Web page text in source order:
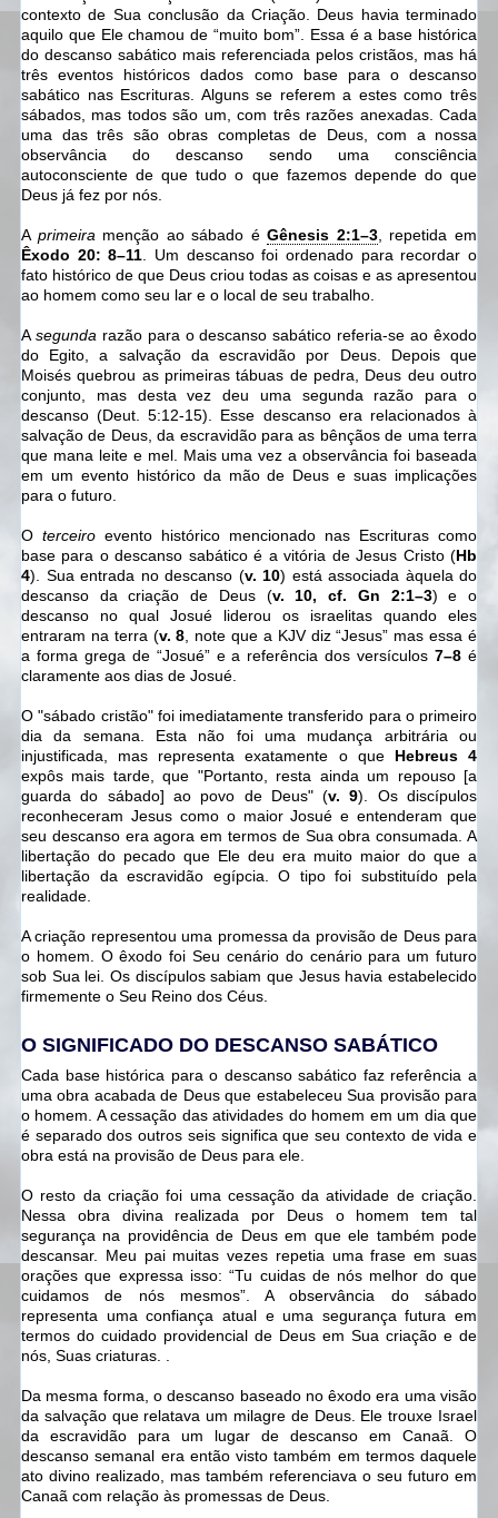
contexto de Sua conclusão da Criação. Deus havia terminado
aquilo que Ele chamou de “muito bom”. Essa é a base histórica
do descanso sabático mais referenciada pelos cristãos, mas há
três eventos históricos dados como base para o descanso
sabático nas Escrituras. Alguns se referem a estes como três
sábados, mas todos são um, com três razões anexadas. Cada
uma das três são obras completas de Deus, com a nossa
observância do descanso sendo uma consciência
autoconsciente de que tudo o que fazemos depende do que
Deus já fez por nós.
A primeira menção ao sábado éGênesis 2:1–3, repetida em
Êxodo 20: 8–11 . Um descanso foi ordenado para recordar o
fato histórico de que Deus criou todas as coisas e as apresentou
ao homem como seu lar e o local de seu trabalho.
A segunda razão para o descanso sabático referia-se ao êxodo
do Egito, a salvação da escravidão por Deus. Depois que
Moisés quebrou as primeiras tábuas de pedra, Deus deu outro
conjunto, mas desta vez deu uma segunda razão para o
descanso (Deut. 5:12-15). Esse descanso era relacionados à
salvação de Deus, da escravidão para as bênçãos de uma terra
que mana leite e mel. Mais uma vez a observância foi baseada
em um evento histórico da mão de Deus e suas implicações
para o futuro.
O terceiro evento histórico mencionado nas Escrituras como
base para o descanso sabático é a vitória de Jesus Cristo (Hb
4). Sua entrada no descanso (v. 10) está associada àquela do
descanso da criação de Deus (v. 10, cf. Gn 2:1–3) e o
descanso no qual Josué liderou os israelitas quando eles
entraram na terra (v. 8 , note que a KJV diz “Jesus” mas essa é
a forma grega de “Josué” e a referência dos versículos 7–8é
claramente aos dias de Josué.
O "sábado cristão" foi imediatamente transferido para o primeiro
dia da semana. Esta não foi uma mudança arbitrária ou
injustificada, mas representa exatamente o que Hebreus 4
expôs mais tarde, que "Portanto, resta ainda um repouso [a
guarda do sábado] ao povo de Deus" (v. 9). Os discípulos
reconheceram Jesus como o maior Josué e entenderam que
seu descanso era agora em termos de Sua obra consumada. A
libertação do pecado que Ele deu era muito maior do que a
libertação da escravidão egípcia. O tipo foi substituído pela
realidade.
A criação representou uma promessa da provisão de Deus para
o homem. O êxodo foi Seu cenário do cenário para um futuro
sob Sua lei. Os discípulos sabiam que Jesus havia estabelecido
firmemente o Seu Reino dos Céus.
O SIGNIFICADO DO DESCANSO SABÁTICO
Cada base histórica para o descanso sabático faz referência a
uma obra acabada de Deus que estabeleceu Sua provisão para
o homem. A cessação das atividades do homem em um dia que
é separado dos outros seis significa que seu contexto de vida e
obra está na provisão de Deus para ele.
O resto da criação foi uma cessação da atividade de criação.
Nessa obra divina realizada por Deus o homem tem tal
segurança na providência de Deus em que ele também pode
descansar. Meu pai muitas vezes repetia uma frase em suas
orações que expressa isso: “Tu cuidas de nós melhor do que
cuidamos de nós mesmos”. A observância do sábado
representa uma confiança atual e uma segurança futura em
termos do cuidado providencial de Deus em Sua criação e de
nós, Suas criaturas. .
Da mesma forma, o descanso baseado no êxodo era uma visão
da salvação que relatava um milagre de Deus. Ele trouxe Israel
da escravidão para um lugar de descanso em Canaã. O
descanso semanal era então visto também em termos daquele
ato divino realizado, mas também referenciava o seu futuro em
Canaã com relação às promessas de Deus.